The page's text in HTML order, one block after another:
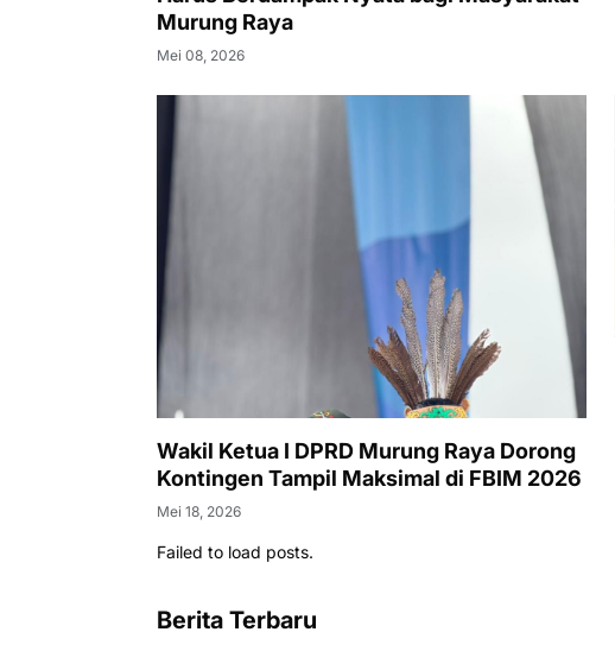
Murung Raya
Mei 08, 2026
Wakil Ketua I DPRD Murung Raya Dorong
Kontingen Tampil Maksimal di FBIM 2026
Mei 18, 2026
Failed to load posts.
Berita Terbaru